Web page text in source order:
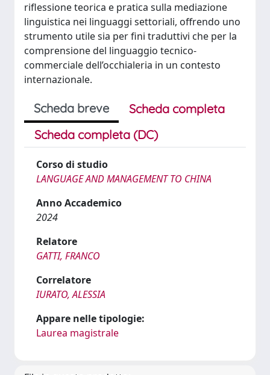
riflessione teorica e pratica sulla mediazione
linguistica nei linguaggi settoriali, offrendo uno
strumento utile sia per fini traduttivi che per la
comprensione del linguaggio tecnico-
commerciale dell’occhialeria in un contesto
internazionale.
Scheda breve
Scheda completa
Scheda completa (DC)
Corso di studio
LANGUAGE AND MANAGEMENT TO CHINA
Anno Accademico
2024
Relatore
GATTI, FRANCO
Correlatore
IURATO, ALESSIA
Appare nelle tipologie:
Laurea magistrale